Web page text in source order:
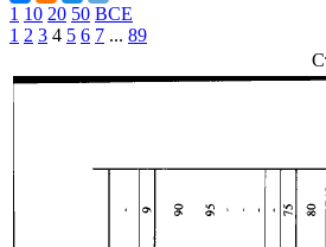
1 10 20 50 ВСЕ
1 2 3 4 5 6 7 ... 89